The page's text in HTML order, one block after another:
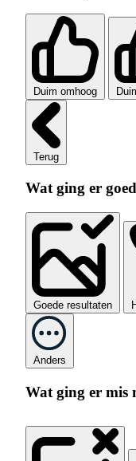
Duim omhoog
Terug
Wat ging er
Goede resultaten
Anders
Wat ging er mis